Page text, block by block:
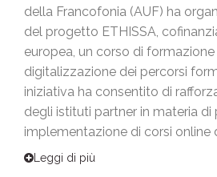
della Francofonia (AUF) ha
del progetto ETHISSA,
europea, un corso di
digitalizzazione dei percorsi
iniziativa ha consentito di
degli istituti partner in materia
implementazione di corsi online
Leggi di più